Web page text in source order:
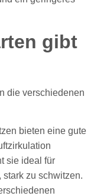
gibt
die verschiedenen
bieten eine gute
sie ideal für
zu schwitzen.